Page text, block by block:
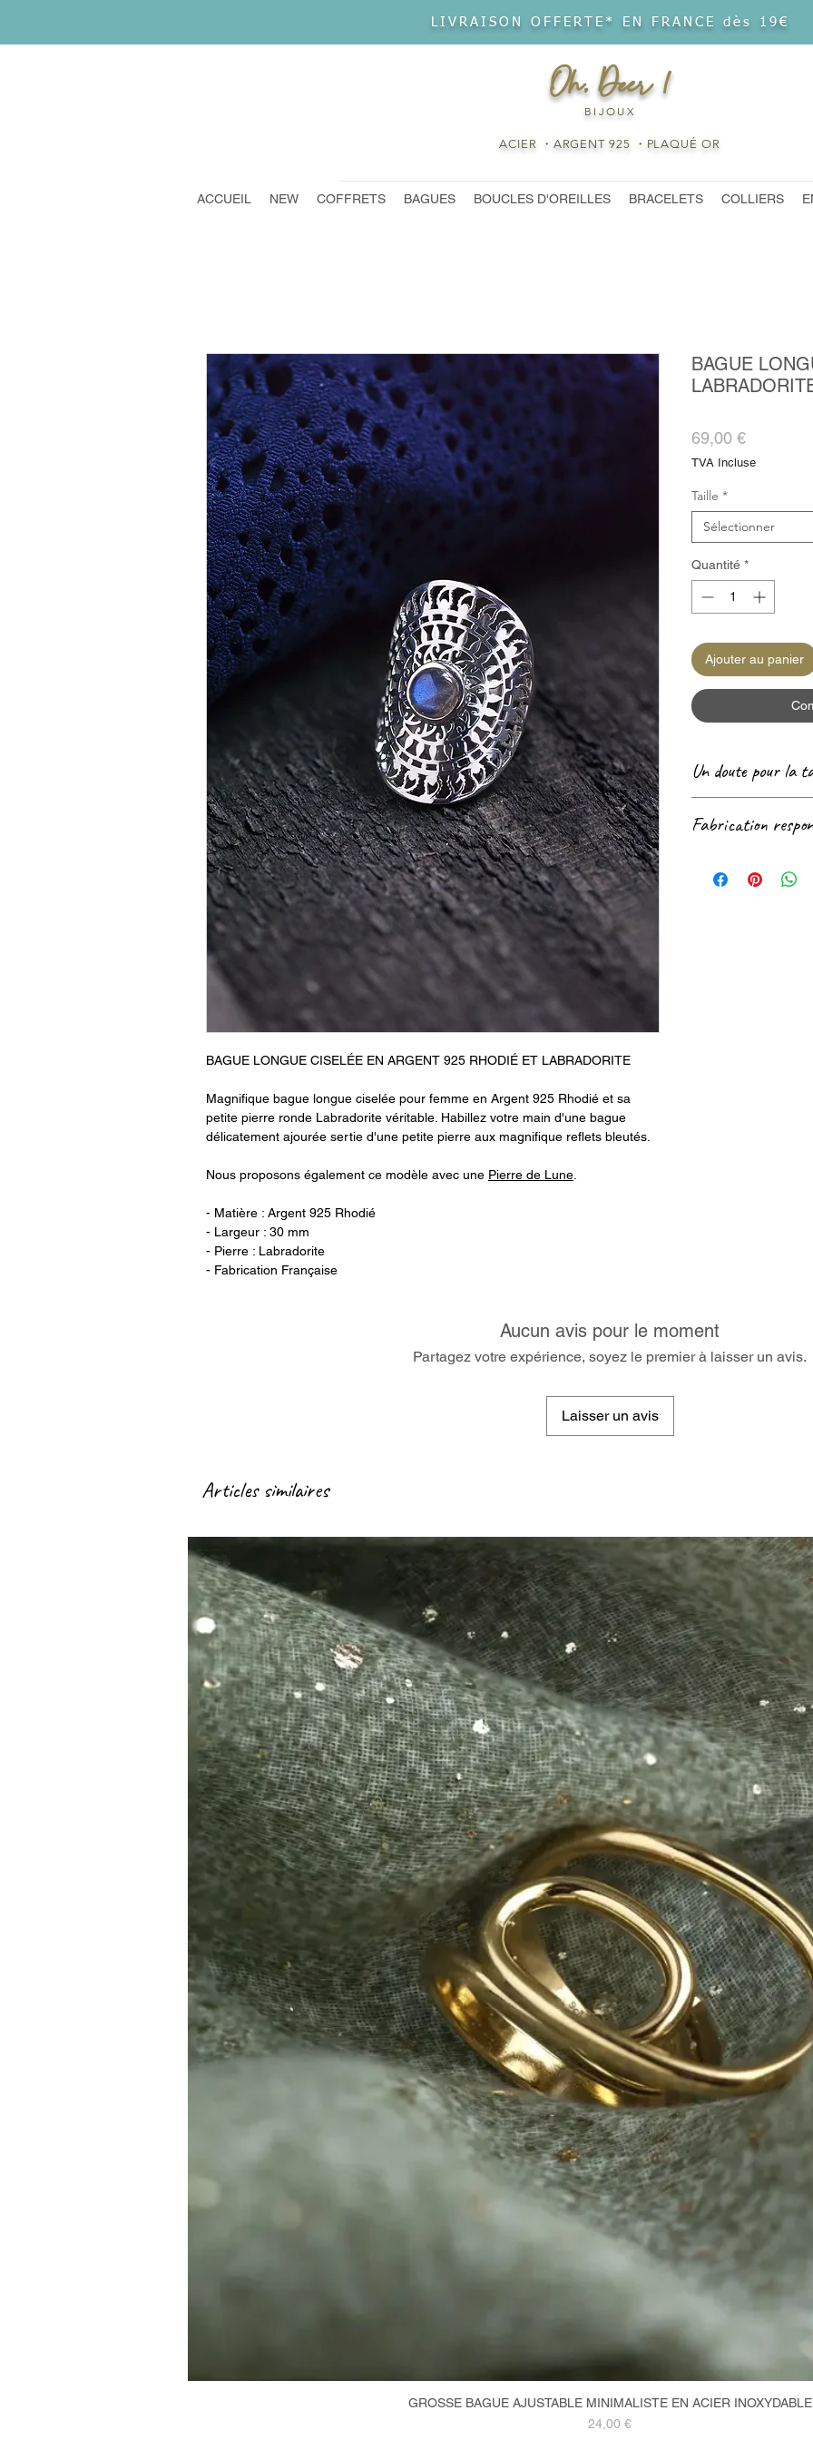
LIVRAISON OFFERTE* EN FRANCE dès 19€
Oh, Deer !
BIJOUX
ACIER ・ARGENT 925 ・PLAQUÉ OR
ACCUEIL NEW COFFRETS BAGUES BOUCLES D'OREILLES BRACELETS COLLIERS
BAGUE LONGUE CISELÉE EN ARGENT 925 RHODIÉ ET LABRADORITE
Magnifique bague longue ciselée pour femme en Argent 925 Rhodié et sa
petite pierre ronde Labradorite véritable. Habillez votre main d'une bague
délicatement ajourée sertie d'une petite pierre aux magnifique reflets bleutés.
Nous proposons également ce modèle avec une Pierre de Lune
- Matière : Argent 925 Rhodié
- Largeur : 30 mm
- Pierre : Labradorite
- Fabrication Française
BAGUE
69,00 €Prix
TVA Incluse
Taille *
Sélectionner
Quantité *
Ajouter au panier
Un doute pour la
Nous sommes
Fabrication
(engagement
Aucun avis pour le moment
Partagez votre expérience, soyez le premier à laisser un avis.
Laisser un avis
Articles similaires
Aperçu rapide
GROSSE BAGUE AJUSTABLE MINIMALISTE EN ACIER INOXYDABLE
Prix
24,00 €